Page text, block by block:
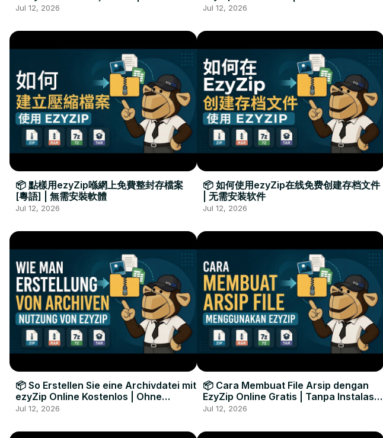
Kurulumu Gerekmez
Jul 12, 2026
Installation Required
Jul 12, 2026
📦 點樣用ezyZip喺網上免費整封存檔案
[粵語] | 無需安裝軟體
Jul 12, 2026
📦 如何使用ezyZip在线免费创建存档文件
| 无需安装软件
Jul 12, 2026
📦 So Erstellen Sie eine Archivdatei mit
ezyZip Online Kostenlos | Ohne
Softwareinstallation
Jul 12, 2026
📦 Cara Membuat File Arsip dengan
EzyZip Online Gratis | Tanpa Instalasi
Perangkat Lunak
Jul 12, 2026